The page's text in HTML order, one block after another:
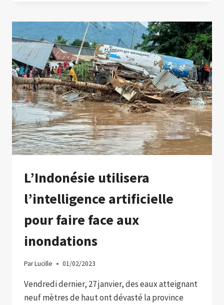
DE
DOLLARS
AMÉRICAINS
ANNONCÉ
POUR
RÉCUPÉRER
LA
CIÉNAGA
GRANDE
DE
SANTA
MARTA
L’Indonésie utilisera
l’intelligence artificielle
pour faire face aux
inondations
ParLucille 01/02/2023
Vendredi dernier, 27 janvier, des eaux atteignant
neuf mètres de haut ont dévasté la province